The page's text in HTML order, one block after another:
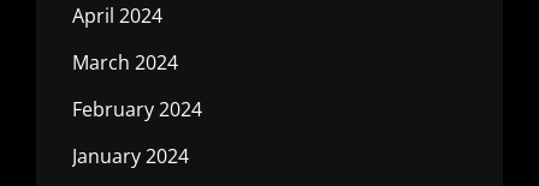
April 2024
March 2024
February 2024
January 2024